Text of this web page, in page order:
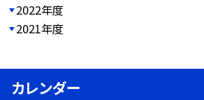
2022年度
2021年度
カレンダー